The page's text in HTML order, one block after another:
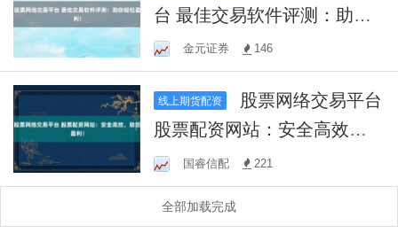
台 最佳交易软件评测：助你
轻松盈利！
金元证券 146
线上期货配资
股票配资网站：安全高效，
助您盈利！
国睿信配 221
全部加载完成